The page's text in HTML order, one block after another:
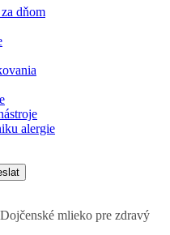
dňom
alergie
mlieko pre zdravý